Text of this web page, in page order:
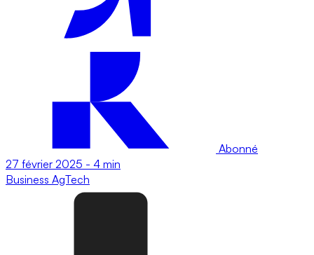
Abonné
27 février 2025 - 4 min
Business AgTech